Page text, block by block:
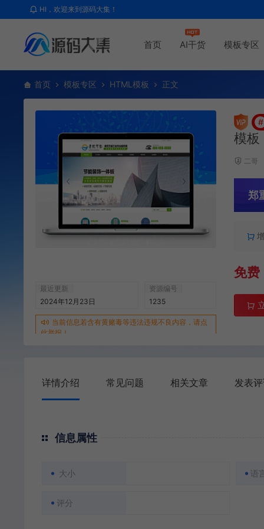
HI，欢迎来到源码大集！
首页 AI干货 模板专区
首页 模板专区 HTML模板 正文
最近更新
2024年12月23日
资源编号
1235
当前信息若含有黄赌毒等违法违规不良内容，请点
此举报！
#
模板
二哥
郑
免费
详情介绍 常见问题 相关文章 发表
信息属性
大小 语
评分